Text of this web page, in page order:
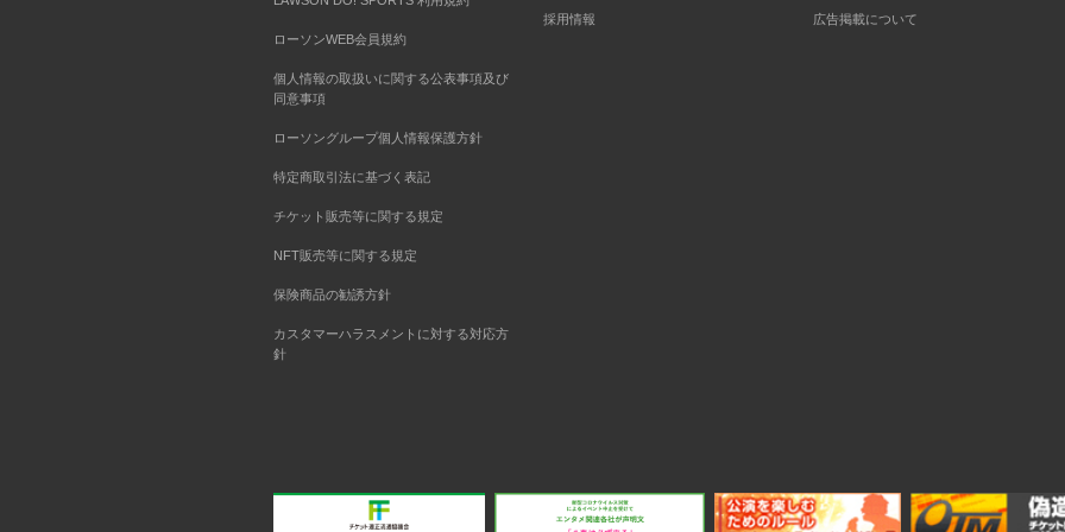
ローソンWEB会員規約
個人情報の取扱いに関する公表事項及び
同意事項
ローソングループ個人情報保護方針
特定商取引法に基づく表記
チケット販売等に関する規定
NFT販売等に関する規定
保険商品の勧誘方針
カスタマーハラスメントに対する対応方
針
採用情報 広告掲載について